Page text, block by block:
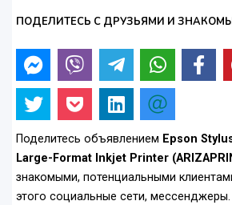
ПОДЕЛИТЕСЬ С ДРУЗЬЯМИ И
Поделитесь объявлением Epson
Large-Format Inkjet Printer
знакомыми, потенциальными
этого социальные сети,